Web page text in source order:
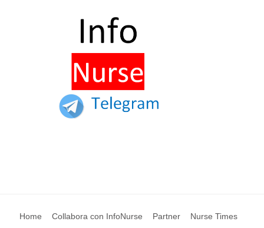
Home Collabora con InfoNurse Partner Nurse Times